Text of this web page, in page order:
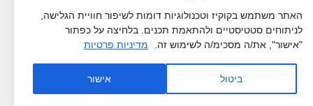
האתר משתמש בקוקיז וטכנולוגיות דומות לשיפור חוויית הגלישה,
לניתוחים סטטיסטיים ולהתאמת תכנים. בלחיצה על כפתור
"אישור", את/ה מסכימ/ה לשימוש זה.
מדיניות פרטיות
ביטול אישור